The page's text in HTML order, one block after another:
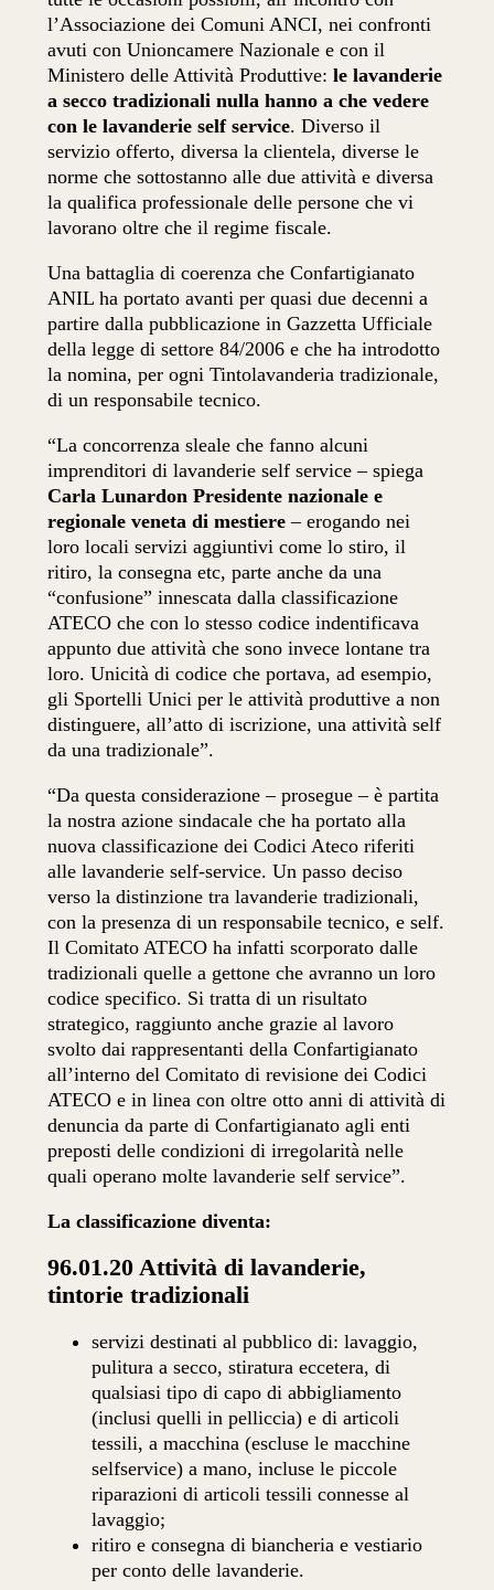
l’Associazione dei Comuni ANCI, nei confronti
avuti con Unioncamere Nazionale e con il
Ministero delle Attività Produttive:le lavanderie
a secco tradizionali nulla hanno a che vedere
con le lavanderie self service. Diverso il
servizio offerto, diversa la clientela, diverse le
norme che sottostanno alle due attività e diversa
la qualifica professionale delle persone che vi
lavorano oltre che il regime fiscale.
Una battaglia di coerenza che Confartigianato
ANIL ha portato avanti per quasi due decenni a
partire dalla pubblicazione in Gazzetta Ufficiale
della legge di settore 84/2006 e che ha introdotto
la nomina, per ogni Tintolavanderia tradizionale,
di un responsabile tecnico.
“La concorrenza sleale che fanno alcuni
imprenditori di lavanderie self service – spiega
Carla Lunardon Presidente nazionale e
regionale veneta di mestiere – erogando nei
loro locali servizi aggiuntivi come lo stiro, il
ritiro, la consegna etc, parte anche da una
“confusione” innescata dalla classificazione
ATECO che con lo stesso codice indentificava
appunto due attività che sono invece lontane tra
loro. Unicità di codice che portava, ad esempio,
gli Sportelli Unici per le attività produttive a non
distinguere, all’atto di iscrizione, una attività self
da una tradizionale”.
“Da questa considerazione – prosegue – è partita
la nostra azione sindacale che ha portato alla
nuova classificazione dei Codici Ateco riferiti
alle lavanderie self-service. Un passo deciso
verso la distinzione tra lavanderie tradizionali,
con la presenza di un responsabile tecnico, e self.
Il Comitato ATECO ha infatti scorporato dalle
tradizionali quelle a gettone che avranno un loro
codice specifico. Si tratta di un risultato
strategico, raggiunto anche grazie al lavoro
svolto dai rappresentanti della Confartigianato
all’interno del Comitato di revisione dei Codici
ATECO e in linea con oltre otto anni di attività di
denuncia da parte di Confartigianato agli enti
preposti delle condizioni di irregolarità nelle
quali operano molte lavanderie self service”.
La classificazione diventa:
96.01.20 Attività di lavanderie,
tintorie tradizionali
servizi destinati al pubblico di: lavaggio,
pulitura a secco, stiratura eccetera, di
qualsiasi tipo di capo di abbigliamento
(inclusi quelli in pelliccia) e di articoli
tessili, a macchina (escluse le macchine
selfservice) a mano, incluse le piccole
riparazioni di articoli tessili connesse al
lavaggio;
ritiro e consegna di biancheria e vestiario
per conto delle lavanderie.